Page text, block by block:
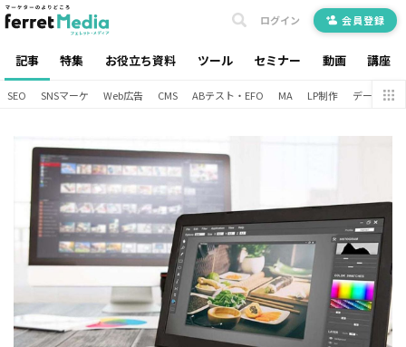
記事 特集 お役立ち資料 ツール セミナー 動画 講座
ログイン 会員登録
SEO SNSマーケ Web広告 CMS ABテスト・EFO MA LP制作 データ分析